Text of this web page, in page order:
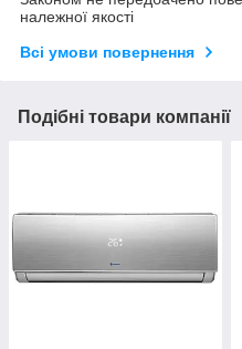
належної якості
Всі умови повернення
Подібні товари компанії